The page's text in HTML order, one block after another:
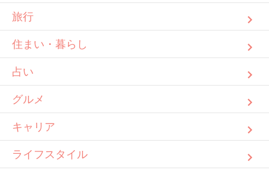
旅行
住まい・暮らし
占い
グルメ
キャリア
ライフスタイル